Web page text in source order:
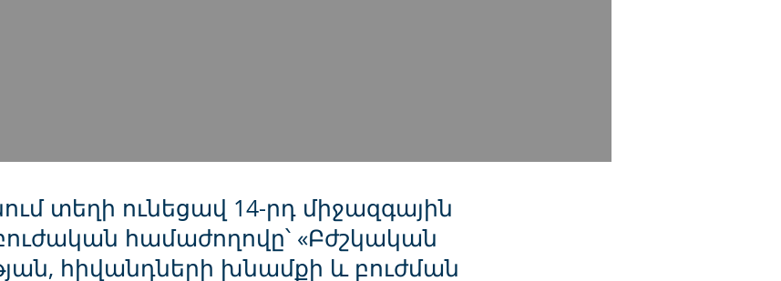
տեղի ունեցավ 14-րդ միջազգային
համաժողովը՝ «Բժշկական
հիվանդների խնամքի և բուժման